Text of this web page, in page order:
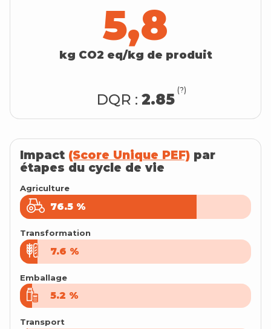
5,8
kg CO2 eq/kg de produit
DQR : 2.85
(?)
Impact (Score Unique PEF) par
étapes du cycle de vie
Agriculture
76.5%
76.5%
Transformation
7.6 %
7.6 %
Emballage
5.2 %
5.2 %
Transport